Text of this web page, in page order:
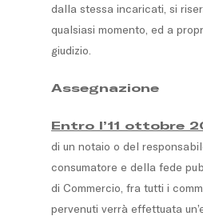
dalla stessa incaricati, si
qualsiasi momento, ed a
giudizio.
Assegnazione
Entro l’11 ottobre
di un notaio o del
consumatore e della fede
di Commercio, fra tutti i
pervenuti verrà effettuata